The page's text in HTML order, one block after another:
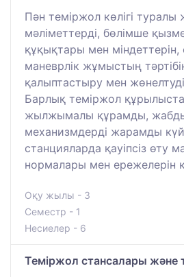
Пән теміржол көлігі туралы
мәліметтерді, бөлімше
құқықтары мен
маневрлік жұмыстың
қалыптастыру мен
Барлық теміржол
жылжымалы құрамды,
механизмдерді жарамды
станцияларда қауіпсіз өту
нормалары мен ережелерін
Оқу жылы - 3
Семестр - 1
Несиелер - 6
Теміржол стансалары және